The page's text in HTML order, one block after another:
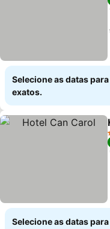
Selecione as datas
exatos.
Selecione as datas